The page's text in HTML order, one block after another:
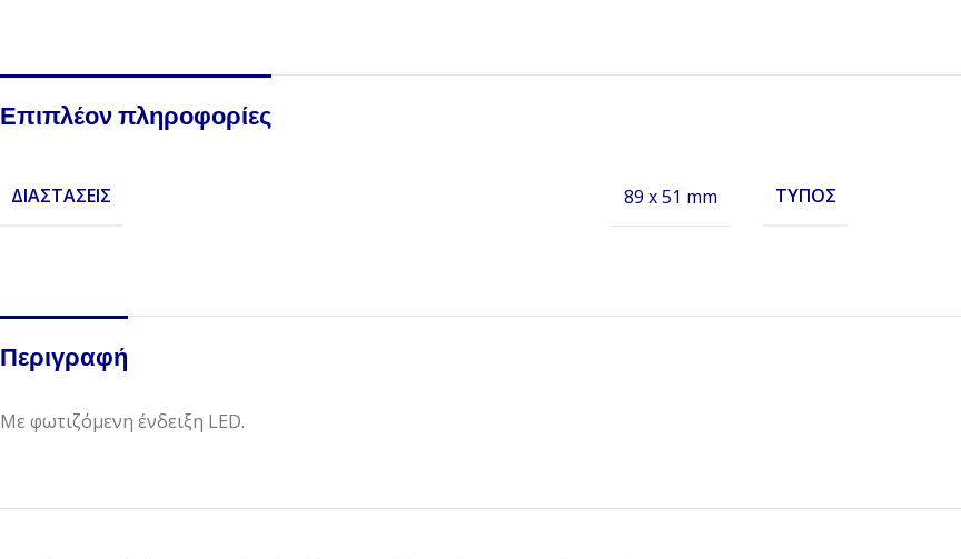
Επιπλέον πληροφορίες
ΔΙΑΣΤΆΣΕΙΣ 89 x 51 mm ΤΎΠΟΣ
Περιγραφή
Με φωτιζόμενη ένδειξη LED.